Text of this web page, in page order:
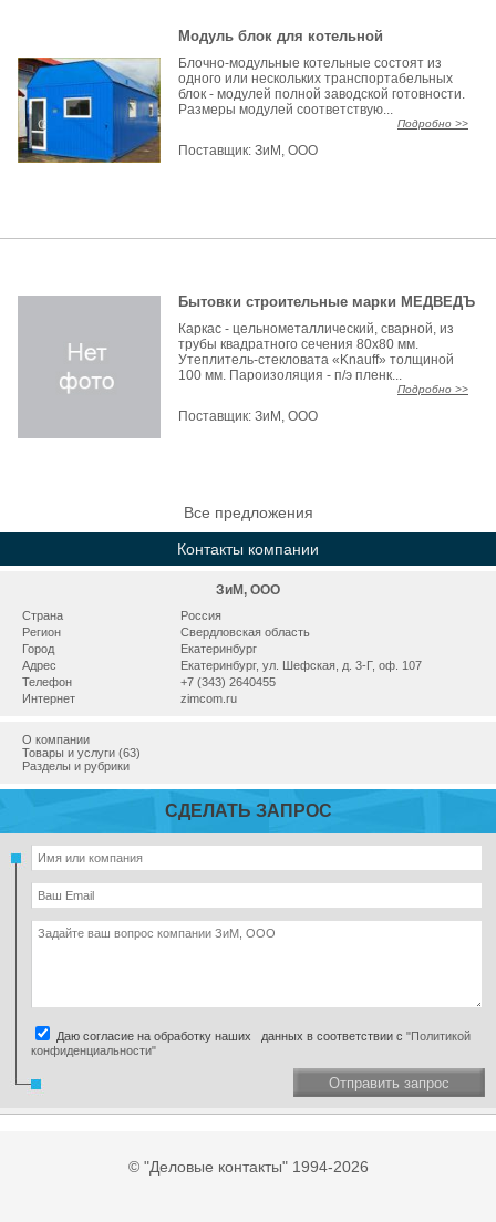
Модуль блок для котельной
Блочно-модульные котельные состоят из
одного или нескольких транспортабельных
блок - модулей полной заводской готовности.
Размеры модулей соответствую...
Подробно >>
Поставщик:ЗиМ, ООО
Бытовки строительные марки МЕДВЕДЪ
Каркас - цельнометаллический, сварной, из
трубы квадратного сечения 80х80 мм.
Утеплитель-стекловата «Knauff» толщиной
100 мм. Пароизоляция - п/э пленк...
Подробно >>
Поставщик:ЗиМ, ООО
Все предложения
Контакты компании
ЗиМ, ООО
Страна
Россия
Регион
Свердловская область
Город
Екатеринбург
Адрес
Екатеринбург, ул. Шефская, д. 3-Г, оф. 107
Телефон
+7 (343) 2640455
Интернет
zimcom.ru
О компании
Товары и услуги (63)
Разделы и рубрики
СДЕЛАТЬ ЗАПРОС
Даю согласие на обработку наших данных в соответствии с "Политикой
конфиденциальности"
Отправить запрос
© "Деловые контакты" 1994-2026